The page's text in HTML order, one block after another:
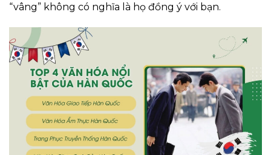
“vâng” không có nghĩa là họ đồng ý với bạn.